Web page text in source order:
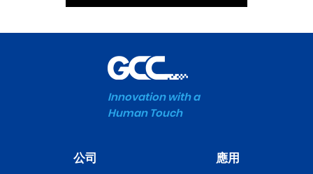
Innovation with a
Human Touch
公司 應用